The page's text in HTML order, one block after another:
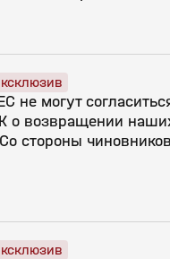
не могут
о возвращении
стороны